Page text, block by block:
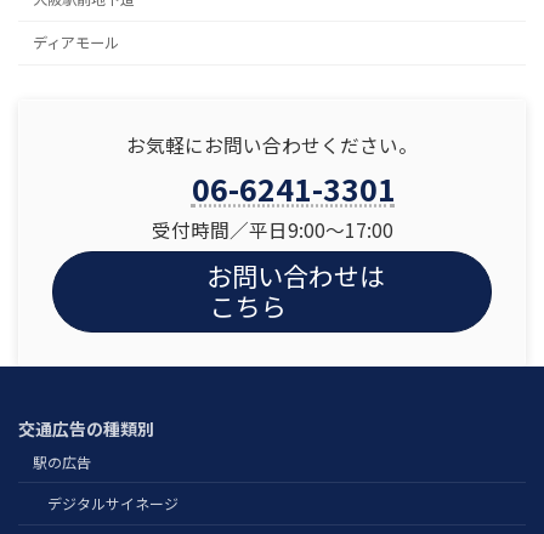
ディアモール
お気軽にお問い合わせください。
06-6241-3301
受付時間／平日9:00〜17:00
お問い合わせは
こちら
交通広告の種類別
駅の広告
デジタルサイネージ